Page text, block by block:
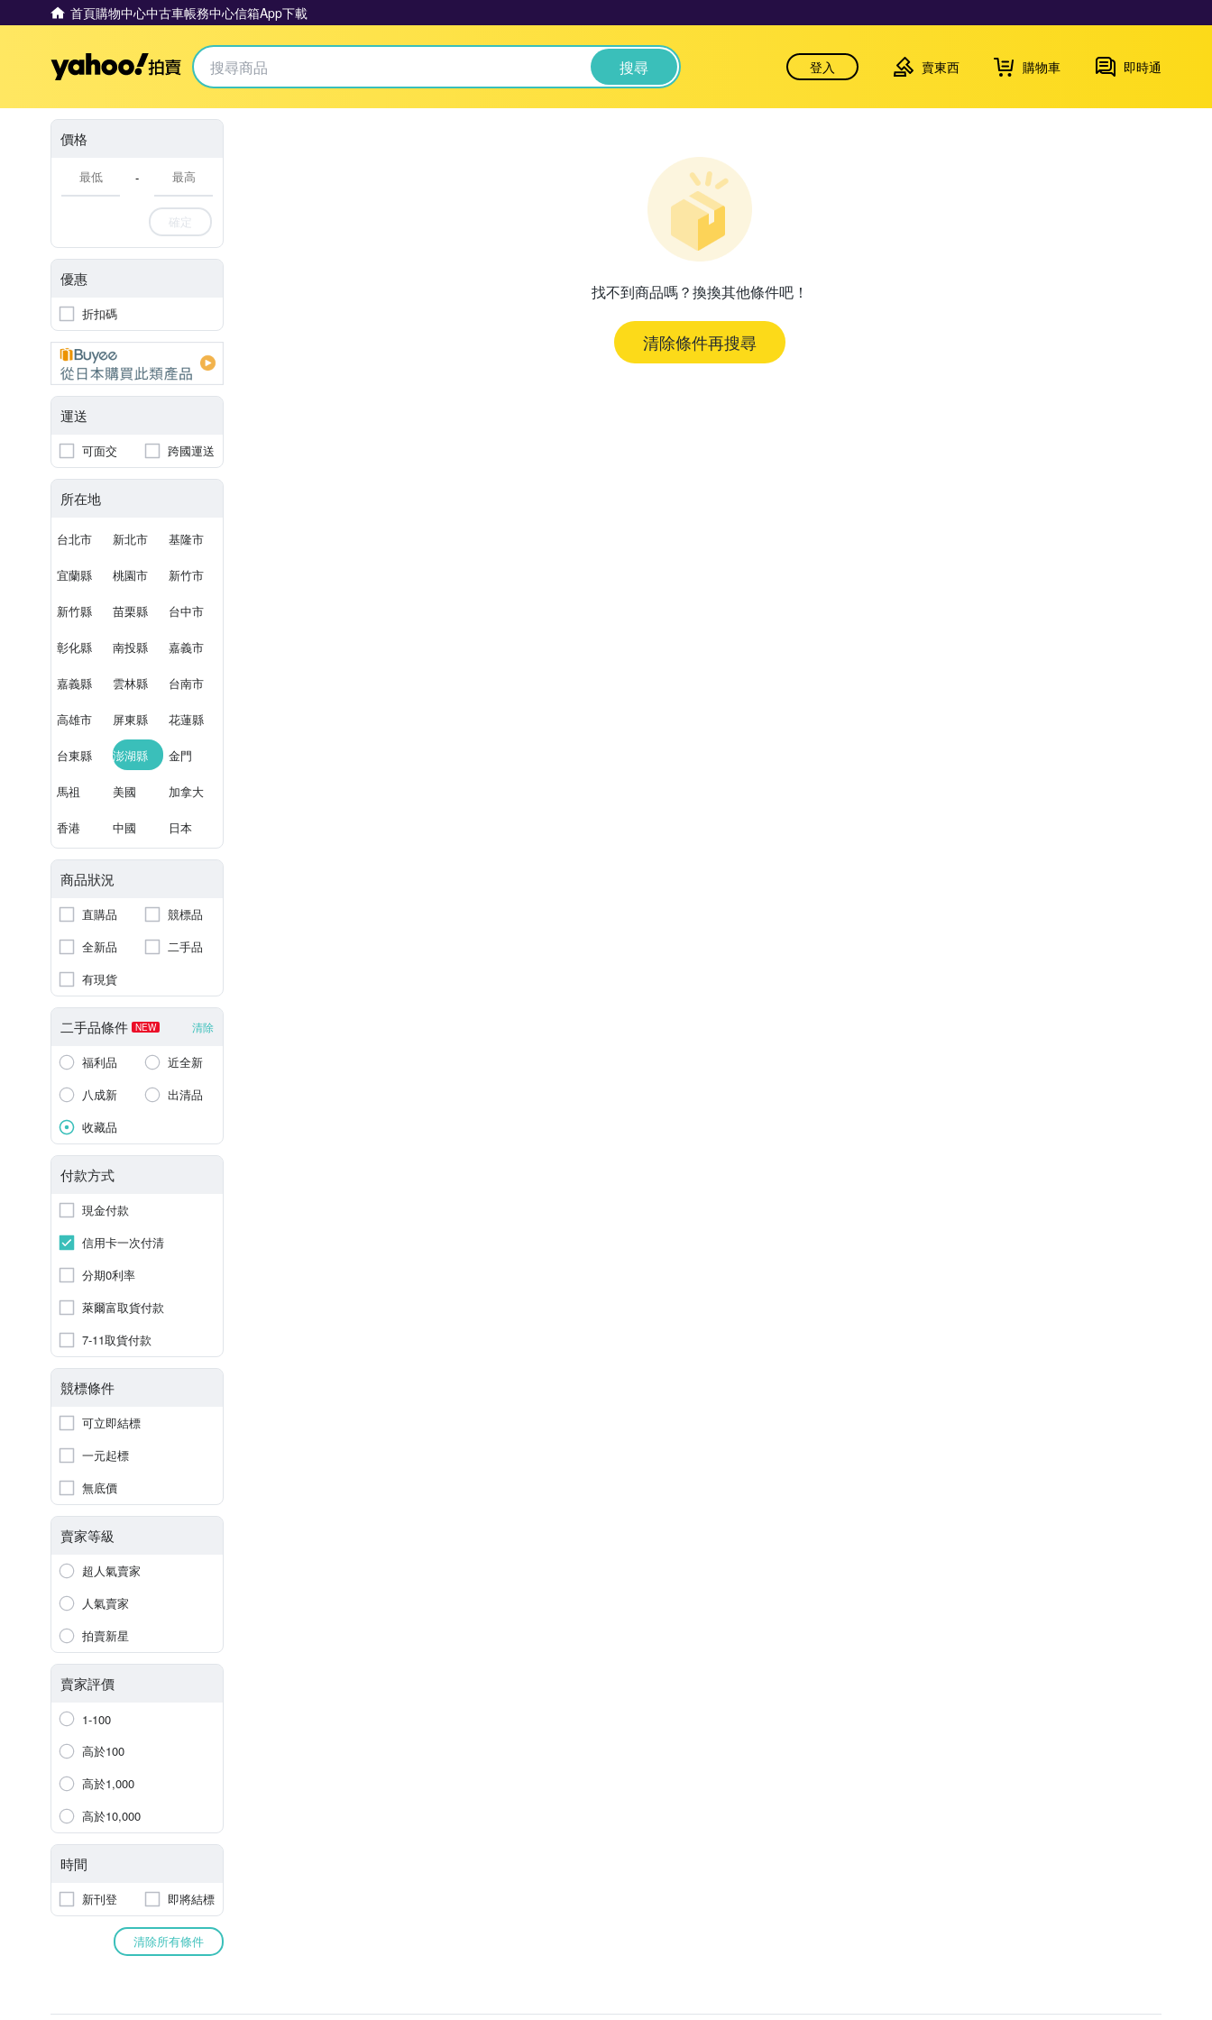
首頁購物中心中古車帳務中心信箱App下載
Yahoo拍賣 搜尋 登入 賣東西 購物車 即時通
價格
-
確定
優惠
折扣碼
運送
可面交 跨國運送
所在地
台北市 新北市 基隆市
宜蘭縣 桃園市 新竹市
新竹縣 苗栗縣 台中市
彰化縣 南投縣 嘉義市
嘉義縣 雲林縣 台南市
高雄市 屏東縣 花蓮縣
台東縣 澎湖縣 金門
馬祖 美國 加拿大
香港 中國 日本
商品狀況
直購品
競標品
全新品
二手品
有現貨
二手品條件 NEW 清除
福利品
近全新
八成新
出清品
收藏品
付款方式
現金付款
信用卡一次付清
分期0利率
萊爾富取貨付款
7-11取貨付款
競標條件
可立即結標
一元起標
無底價
賣家等級
超人氣賣家
人氣賣家
拍賣新星
賣家評價
1-100
高於100
高於1,000
高於10,000
時間
新刊登 即將結標
清除所有條件
找不到商品嗎？換換其他條件吧！
清除條件再搜尋